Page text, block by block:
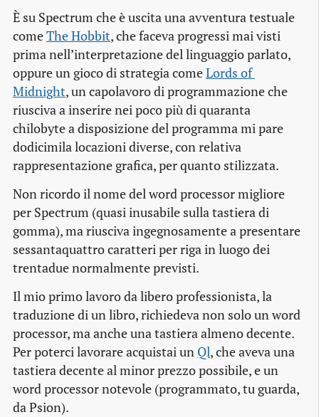
È su Spectrum che è uscita una avventura testuale
comeThe Hobbit, che faceva progressi mai visti
prima nell’interpretazione del linguaggio parlato,
oppure un gioco di strategia comeLords of
Midnight, un capolavoro di programmazione che
riusciva a inserire nei poco più di quaranta
chilobyte a disposizione del programma mi pare
dodicimila locazioni diverse, con relativa
rappresentazione grafica, per quanto stilizzata.
Non ricordo il nome del word processor migliore
per Spectrum (quasi inusabile sulla tastiera di
gomma), ma riusciva ingegnosamente a presentare
sessantaquattro caratteri per riga in luogo dei
trentadue normalmente previsti.
Il mio primo lavoro da libero professionista, la
traduzione di un libro, richiedeva non solo un word
processor, ma anche una tastiera almeno decente.
Per poterci lavorare acquistai un Ql, che aveva una
tastiera decente al minor prezzo possibile, e un
word processor notevole (programmato, tu guarda,
da Psion).